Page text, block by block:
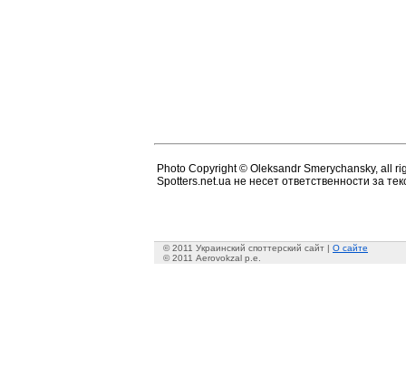
Photo Copyright © Oleksandr Smerychansky, all
Spotters.net.ua не несет ответственности за
© 2011 Украинский споттерский сайт | О сайте
© 2011 Aerovokzal p.e.